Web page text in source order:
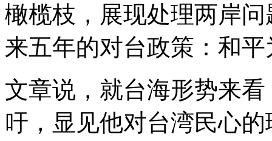
橄榄枝，展现处理两岸
来五年的对台政策：和
文章说，就台海形势来
吁，显见他对台湾民心